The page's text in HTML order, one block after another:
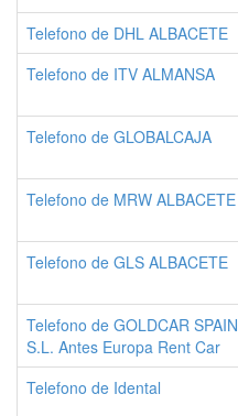
Telefono de DHL ALBACETE
Telefono de ITV ALMANSA
Telefono de GLOBALCAJA
Telefono de MRW ALBACETE
Telefono de GLS ALBACETE
Telefono de GOLDCAR SPAIN
S.L. Antes Europa Rent Car
Telefono de Idental